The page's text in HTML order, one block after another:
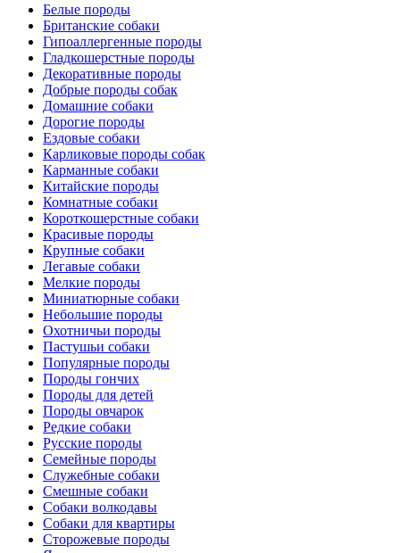
Белые породы
Британские собаки
Гипоаллергенные породы
Гладкошерстные породы
Декоративные породы
Добрые породы собак
Домашние собаки
Дорогие породы
Ездовые собаки
Карликовые породы собак
Карманные собаки
Китайские породы
Комнатные собаки
Короткошерстные собаки
Красивые породы
Крупные собаки
Легавые собаки
Мелкие породы
Миниатюрные собаки
Небольшие породы
Охотничьи породы
Пастушьи собаки
Популярные породы
Породы гончих
Породы для детей
Породы овчарок
Редкие собаки
Русские породы
Семейные породы
Служебные собаки
Смешные собаки
Собаки волкодавы
Собаки для квартиры
Сторожевые породы